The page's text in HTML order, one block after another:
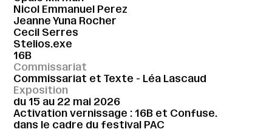
Nicol Emmanuel Perez
Jeanne Yuna Rocher
Cecil Serres
Stelios.exe
16B
Commissariat
Commissariat et Texte - Léa Lascaud
Exposition
du 15 au 22 mai 2026
Activation vernissage : 16B et Confuse.
dans le cadre du festival PAC